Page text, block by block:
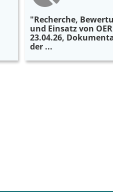
"Recherche,
und Einsatz von
23.04.26,
der ...